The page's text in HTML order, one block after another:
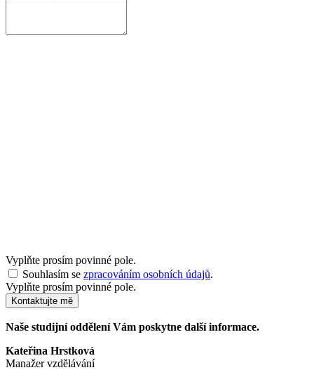
Vyplňte prosím povinné pole.
Souhlasím se zpracováním osobních údajů.
Vyplňte prosím povinné pole.
Kontaktujte mě
Naše studijní oddělení Vám poskytne další informace.
Kateřina Hrstková
Manažer vzdělávání